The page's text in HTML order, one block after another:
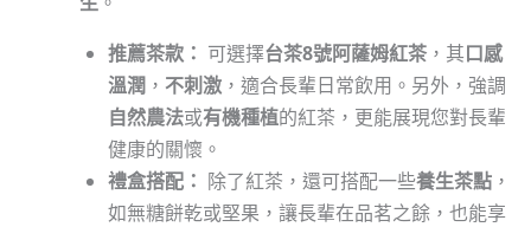
推薦茶款： 可選擇台茶8號阿薩姆紅茶，其口感
溫潤， 不刺激，適合長輩日常飲用。另外，強調
自然農法或有機種植的紅茶，更能展現您對長輩
健康的關懷。
禮盒搭配： 除了紅茶，還可搭配一些養生茶點，
如無糖餅乾或堅果，讓長輩在品茗之餘，也能享